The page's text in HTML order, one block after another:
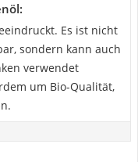
Es ist nicht
sondern kann auch
verwendet
um Bio-Qualität,